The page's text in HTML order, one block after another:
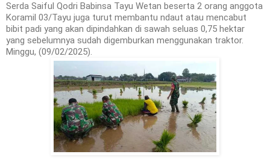
Serda Saiful Qodri Babinsa Tayu Wetan beserta 2 orang anggota
Koramil 03/Tayu juga turut membantu ndaut atau mencabut
bibit padi yang akan dipindahkan di sawah seluas 0,75 hektar
yang sebelumnya sudah digemburkan menggunakan traktor.
Minggu, (09/02/2025).